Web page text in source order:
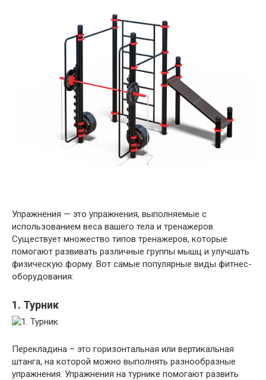
Упражнения — это упражнения, выполняемые с
использованием веса вашего тела и тренажеров.
Существует множество типов тренажеров, которые
помогают развивать различные группы мышц и улучшать
физическую форму. Вот самые популярные виды фитнес-
оборудования:
1. Турник
Перекладина – это горизонтальная или вертикальная
штанга, на которой можно выполнять разнообразные
упражнения. Упражнения на турнике помогают развить